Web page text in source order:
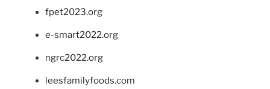
fpet2023.org
e-smart2022.org
ngrc2022.org
leesfamilyfoods.com